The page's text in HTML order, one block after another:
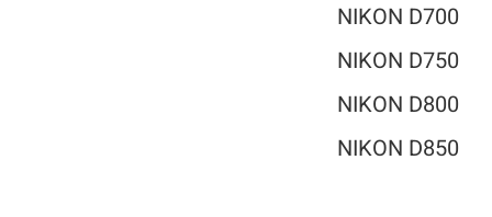
NIKON D700
NIKON D750
NIKON D800
NIKON D850